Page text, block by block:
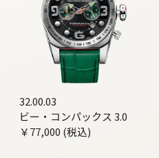
32.00.03
ビー・コンパックス 3.0
￥77,000 (税込)